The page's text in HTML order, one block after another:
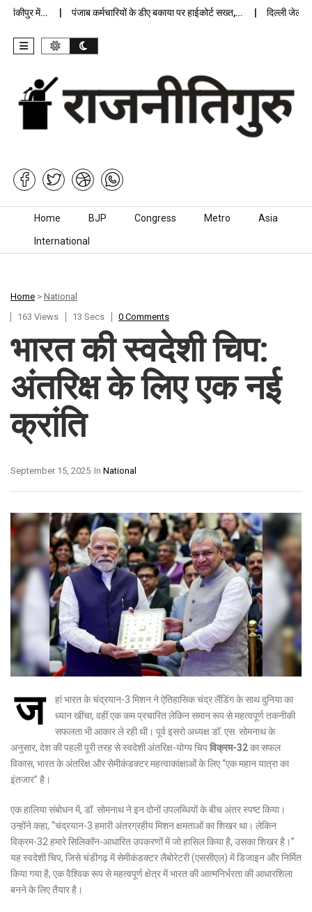
में… पंजाब कर्मचारियों के डीए बकाया पर हाईकोर्ट सख्त,… दिल्ली जेलों में
Skip to content
Home BJP Congress Metro Asia
International
Home > National
163 Views
13 Secs 0 Comments
भारत की स्वदेशी चिप:
अंतरिक्ष के लिए एक नई
क्रांति
In National
September 15, 2025
ज
हां भारत के चंद्रयान-3 मिशन ने ऐतिहासिक चंद्र लैंडिंग के साथ दुनिया का
ध्यान खींचा, वहीं एक कम प्रचारित लेकिन समान रूप से महत्वपूर्ण तकनीकी
सफलता भी आकार ले रही थी। पूर्व इसरो अध्यक्ष डॉ. एस. सोमनाथ के
अनुसार, देश की पहली पूरी तरह से स्वदेशी अंतरिक्ष-योग्य चिपविक्रम-32का सफल
विकास, भारत के अंतरिक्ष और सेमीकंडक्टर महत्वाकांक्षाओं के लिए “एक महान यात्रा का
इंतजार” है।
एक हालिया संबोधन में, डॉ. सोमनाथ ने इन दोनों उपलब्धियों के बीच अंतर स्पष्ट किया।
उन्होंने कहा, “चंद्रयान-3 हमारी अंतरग्रहीय मिशन क्षमताओं का शिखर था। लेकिन
विक्रम-32 हमारे सिलिकॉन-आधारित उपकरणों में जो हासिल किया है, उसका शिखर है।”
यह स्वदेशी चिप, जिसे चंडीगढ़ में सेमीकंडक्टर लैबोरेटरी (एससीएल) में डिजाइन और निर्मित
किया गया है, एक वैश्विक रूप से महत्वपूर्ण क्षेत्र में भारत की आत्मनिर्भरता की आधारशिला
बनने के लिए तैयार है।